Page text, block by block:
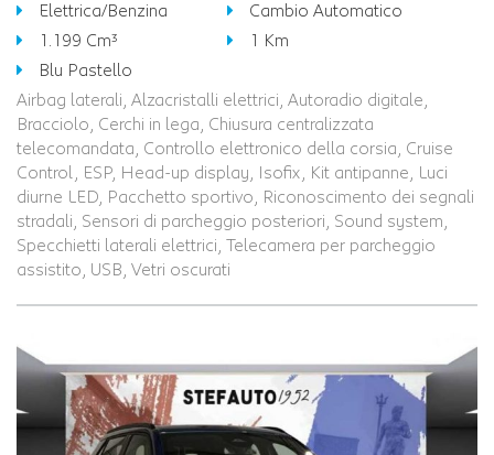
Elettrica/Benzina
Cambio Automatico
1.199 Cm³
1 Km
Blu Pastello
Airbag laterali, Alzacristalli elettrici, Autoradio digitale,
Bracciolo, Cerchi in lega, Chiusura centralizzata
telecomandata, Controllo elettronico della corsia, Cruise
Control, ESP, Head-up display, Isofix, Kit antipanne, Luci
diurne LED, Pacchetto sportivo, Riconoscimento dei segnali
stradali, Sensori di parcheggio posteriori, Sound system,
Specchietti laterali elettrici, Telecamera per parcheggio
assistito, USB, Vetri oscurati